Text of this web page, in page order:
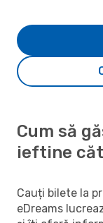
Cum să
ieftine
Cauți bilete la
eDreams